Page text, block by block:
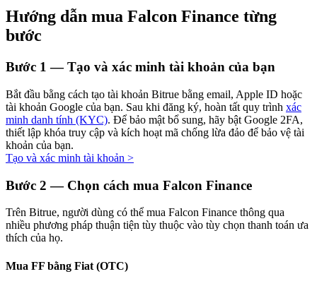
Tận hưởng việc quản lý tài chính hiện tại và thu nhập lâu dài
Staking 101
Hướng dẫn mua Falcon Finance từng
bước
Bước 1 —Tạo và xác minh tài khoản của bạn
Bắt đầu bằng cách tạo tài khoản Bitrue bằng email, Apple ID hoặc
tài khoản Google của bạn. Sau khi đăng ký, hoàn tất quy trình xác
minh danh tính (KYC). Để bảo mật bổ sung, hãy bật Google 2FA,
thiết lập khóa truy cập và kích hoạt mã chống lừa đảo để bảo vệ tài
khoản của bạn.
Tạo và xác minh tài khoản >
Bước 2 — Chọn cách mua Falcon Finance
Trên Bitrue, người dùng có thể mua Falcon Finance thông qua
nhiều phương pháp thuận tiện tùy thuộc vào tùy chọn thanh toán ưa
thích của họ.
Mua FF bằng Fiat (OTC)